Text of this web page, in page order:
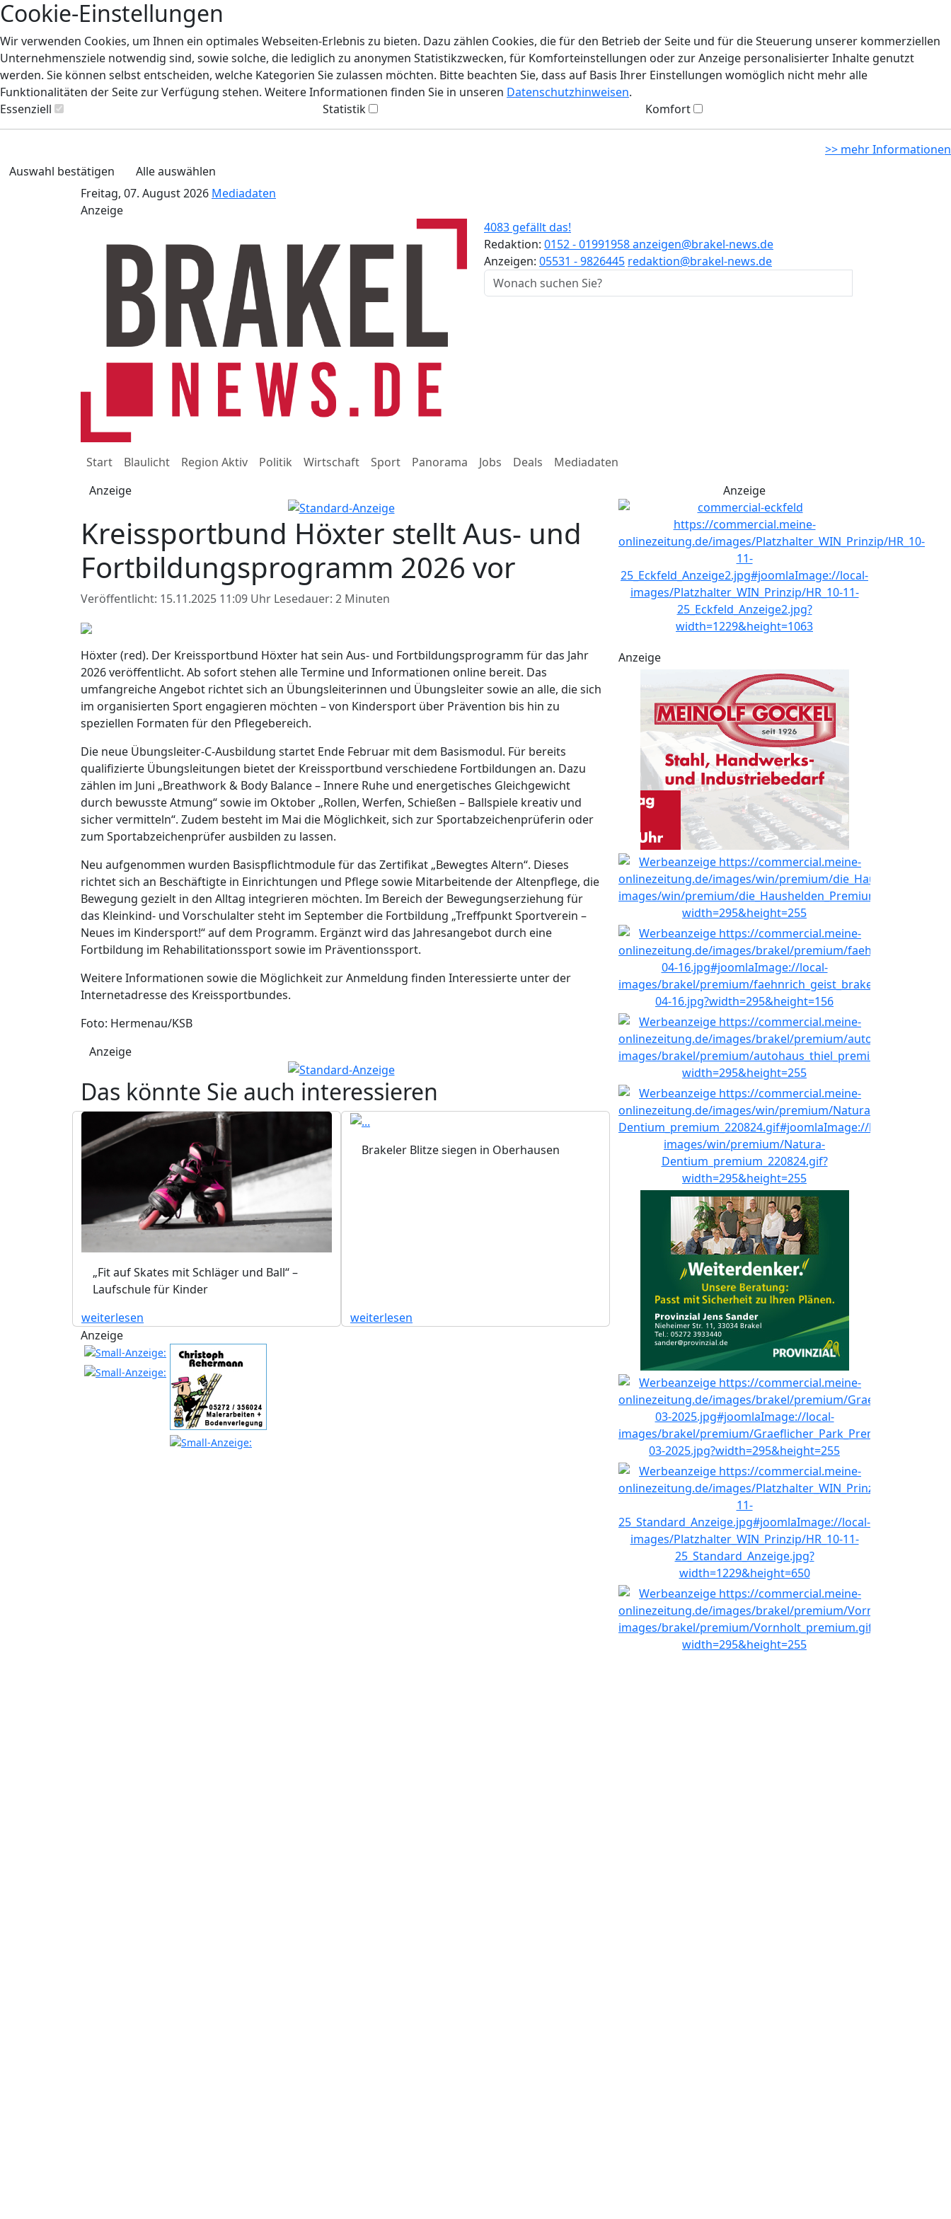
Cookie-Einstellungen
Wir verwenden Cookies, um Ihnen ein optimales Webseiten-Erlebnis zu bieten. Dazu zählen Cookies, die für den Betrieb der Seite und für die Steuerung unserer kommerziellen
Unternehmensziele notwendig sind, sowie solche, die lediglich zu anonymen Statistikzwecken, für Komforteinstellungen oder zur Anzeige personalisierter Inhalte genutzt
werden. Sie können selbst entscheiden, welche Kategorien Sie zulassen möchten. Bitte beachten Sie, dass auf Basis Ihrer Einstellungen womöglich nicht mehr alle
Funktionalitäten der Seite zur Verfügung stehen. Weitere Informationen finden Sie in unseren Datenschutzhinweisen.
Essenziell
Statistik Komfort
>> mehr Informationen
Auswahl bestätigen
Alle auswählen
Freitag, 07. August 2026 Mediadaten
Anzeige
4083 gefällt das!
Redaktion: 0152 - 01991958anzeigen@brakel-news.de
Anzeigen: 05531 - 9826445 redaktion@brakel-news.de
Start Blaulicht Region Aktiv Politik Wirtschaft Sport Panorama Jobs Deals
Mediadaten
Anzeige
Kreissportbund Höxter stellt Aus- und
Fortbildungsprogramm 2026 vor
Veröffentlicht: 15.11.2025 11:09 Uhr Lesedauer: 2 Minuten
Höxter (red). Der Kreissportbund Höxter hat sein Aus- und Fortbildungsprogramm für das Jahr
2026 veröffentlicht. Ab sofort stehen alle Termine und Informationen online bereit. Das
umfangreiche Angebot richtet sich an Übungsleiterinnen und Übungsleiter sowie an alle, die sich
im organisierten Sport engagieren möchten – von Kindersport über Prävention bis hin zu
speziellen Formaten für den Pflegebereich.
Die neue Übungsleiter-C-Ausbildung startet Ende Februar mit dem Basismodul. Für bereits
qualifizierte Übungsleitungen bietet der Kreissportbund verschiedene Fortbildungen an. Dazu
zählen im Juni „Breathwork & Body Balance – Innere Ruhe und energetisches Gleichgewicht
durch bewusste Atmung“ sowie im Oktober „Rollen, Werfen, Schießen – Ballspiele kreativ und
sicher vermitteln“. Zudem besteht im Mai die Möglichkeit, sich zur Sportabzeichenprüferin oder
zum Sportabzeichenprüfer ausbilden zu lassen.
Neu aufgenommen wurden Basispflichtmodule für das Zertifikat „Bewegtes Altern“. Dieses
richtet sich an Beschäftigte in Einrichtungen und Pflege sowie Mitarbeitende der Altenpflege, die
Bewegung gezielt in den Alltag integrieren möchten. Im Bereich der Bewegungserziehung für
das Kleinkind- und Vorschulalter steht im September die Fortbildung „Treffpunkt Sportverein –
Neues im Kindersport!“ auf dem Programm. Ergänzt wird das Jahresangebot durch eine
Fortbildung im Rehabilitationssport sowie im Präventionssport.
Weitere Informationen sowie die Möglichkeit zur Anmeldung finden Interessierte unter der
Internetadresse des Kreissportbundes.
Foto: Hermenau/KSB
Anzeige
Das könnte Sie auch interessieren
„Fit auf Skates mit Schläger und Ball“ –
Laufschule für Kinder
weiterlesen
Brakeler Blitze siegen in Oberhausen
weiterlesen
Anzeige
Anzeige
Anzeige